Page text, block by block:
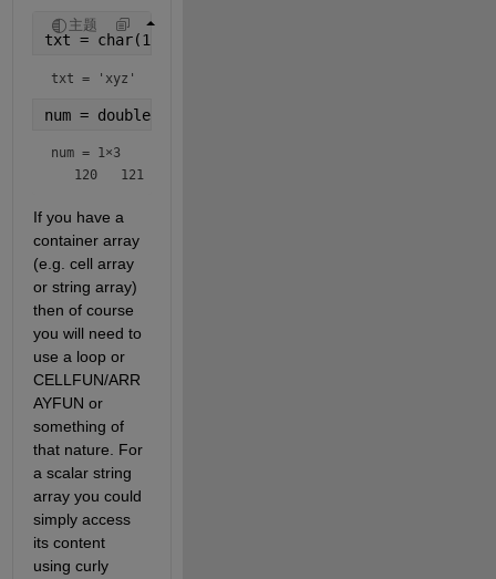
主题
txt = char(120:122)
txt = 'xyz'
num = double(txt)
num = 1×3
If you have a
container array
(e.g. cell array
or string array)
then of course
you will need to
use a loop or
CELLFUN/ARR
AYFUN or
something of
that nature. For
a scalar string
array you could
simply access
its content
using curly